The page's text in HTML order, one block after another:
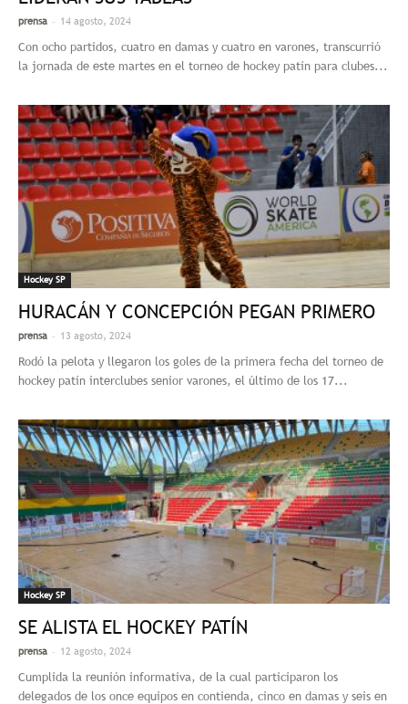
prensa - 14 agosto, 2024
Con ocho partidos, cuatro en damas y cuatro en varones, transcurrió
la jornada de este martes en el torneo de hockey patín para clubes...
Hockey SP
HURACÁN Y CONCEPCIÓN PEGAN PRIMERO
prensa - 13 agosto, 2024
Rodó la pelota y llegaron los goles de la primera fecha del torneo de
hockey patín interclubes senior varones, el último de los 17...
Hockey SP
SE ALISTA EL HOCKEY PATÍN
prensa - 12 agosto, 2024
Cumplida la reunión informativa, de la cual participaron los
delegados de los once equipos en contienda, cinco en damas y seis en